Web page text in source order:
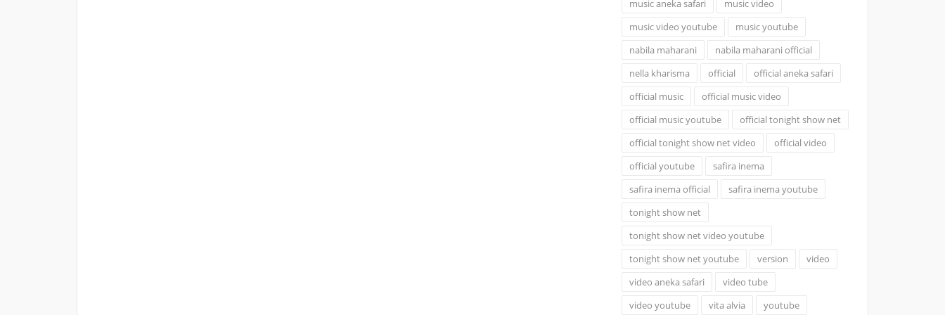
music aneka safari
music video
music video youtube
music youtube
nabila maharani
nabila maharani official
nella kharisma
official
official aneka safari
official music
official music video
official music youtube
official tonight show net
official tonight show net video
official video
official youtube
safira inema
safira inema official
safira inema youtube
tonight show net
tonight show net video youtube
tonight show net youtube
version
video
video aneka safari
video tube
video youtube
vita alvia youtube